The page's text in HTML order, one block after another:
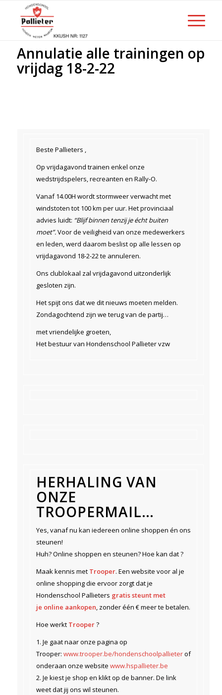
Annulatie alle trainingen op
vrijdag 18-2-22
Beste Pallieters ,
Op vrijdagavond trainen enkel onze
wedstrijdspelers, recreanten en Rally-O.
Vanaf 14.00H wordt stormweer verwacht met
windstoten tot 100 km per uur. Het provinciaal
advies luidt: “Blijf binnen tenzij je écht buiten
moet”.Voor de veiligheid van onze medewerkers
en leden, werd daarom beslist op alle lessen op
vrijdagavond 18-2-22 te annuleren.
Ons clublokaal zal vrijdagavond uitzonderlijk
gesloten zijn.
Het spijt ons dat we dit nieuws moeten melden.
Zondagochtend zijn we terug van de partij…
met vriendelijke groeten,
Het bestuur van Hondenschool Pallieter vzw
HERHALING VAN
ONZE
TROOPERMAIL…
Yes, vanaf nu kan iedereen online shoppen én ons
steunen!
Huh? Online shoppen en steunen? Hoe kan dat ?
Maak kennis met Trooper. Een website voor al je
online shopping die ervoor zorgt dat je
Hondenschool Pallieters gratis steunt met
je online aankopen, zonder één € meer te betalen.
Hoe werkt Trooper?
1. Je gaat naar onze pagina op
Trooper: www.trooper.be/hondenschoolpallieterof
onderaan onze website www.hspallieter.be
2. Je kiest je shop en klikt op de banner. De link
weet dat jij ons wil steunen.